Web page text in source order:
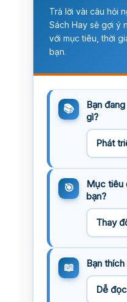
Trả lời vài câu hỏi
Sách Hay sẽ gợi ý
với mục tiêu, thời
bạn.
Bạn
gì?
Mục tiêu
bạn?
Bạn